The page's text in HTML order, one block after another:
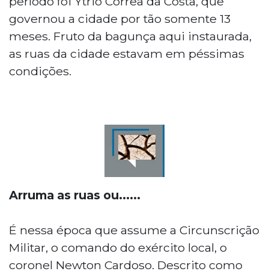
governou a cidade por tão somente 13
meses. Fruto da bagunça aqui instaurada,
as ruas da cidade estavam em péssimas
condições.
Arruma as ruas ou......
É nessa época que assume a Circunscrição
Militar, o comando do exército local, o
coronel Newton Cardoso. Descrito como